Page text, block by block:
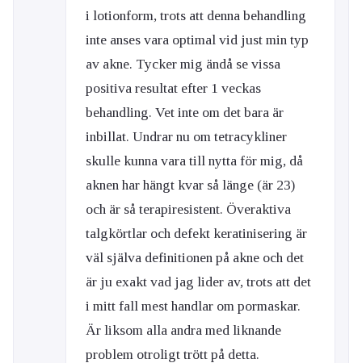
i lotionform, trots att denna behandling
inte anses vara optimal vid just min typ
av akne. Tycker mig ändå se vissa
positiva resultat efter 1 veckas
behandling. Vet inte om det bara är
inbillat. Undrar nu om tetracykliner
skulle kunna vara till nytta för mig, då
aknen har hängt kvar så länge (är 23)
och är så terapiresistent. Överaktiva
talgkörtlar och defekt keratinisering är
väl själva definitionen på akne och det
är ju exakt vad jag lider av, trots att det
i mitt fall mest handlar om pormaskar.
Är liksom alla andra med liknande
problem otroligt trött på detta.